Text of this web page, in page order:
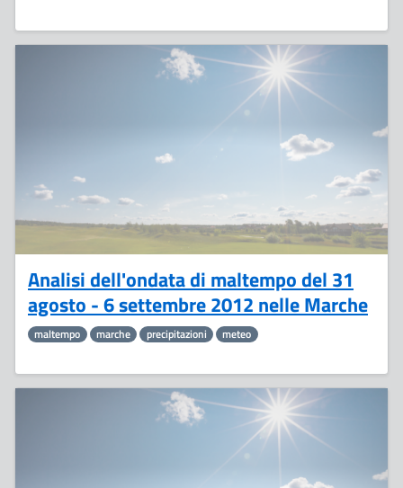
Analisi dell'ondata di maltempo del 31
agosto - 6 settembre 2012 nelle Marche
maltempo marche precipitazioni meteo